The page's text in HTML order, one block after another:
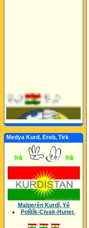
Medya Kurd, Ereb, Tirk
Malperên Kurdî, Yê
Polîtîk-Civak-Huner.